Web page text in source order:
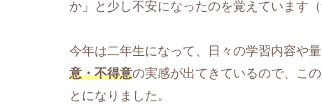
か」と少し不安になったのを覚えています（
今年は二年生になって、日々の学習内容や
意・不得意の実感が出てきているので、こ
とになりました。